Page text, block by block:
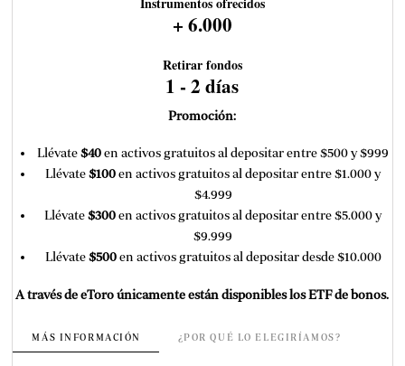
+ 6.000
Retirar fondos
1 - 2 días
Promoción:
Llévate$40en activos gratuitos al depositar entre $500 y $999
Llévate$100en activos gratuitos al depositar entre $1.000 y
$4.999
Llévate$300en activos gratuitos al depositar entre $5.000 y
$9.999
Llévate$500en activos gratuitos al depositar desde $10.000
A través de eToro únicamente están disponibles los ETF de bonos.
MÁS INFORMACIÓN ¿POR QUÉ LO ELEGIRÍAMOS?